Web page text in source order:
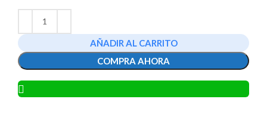
AÑADIR AL CARRITO
COMPRA AHORA